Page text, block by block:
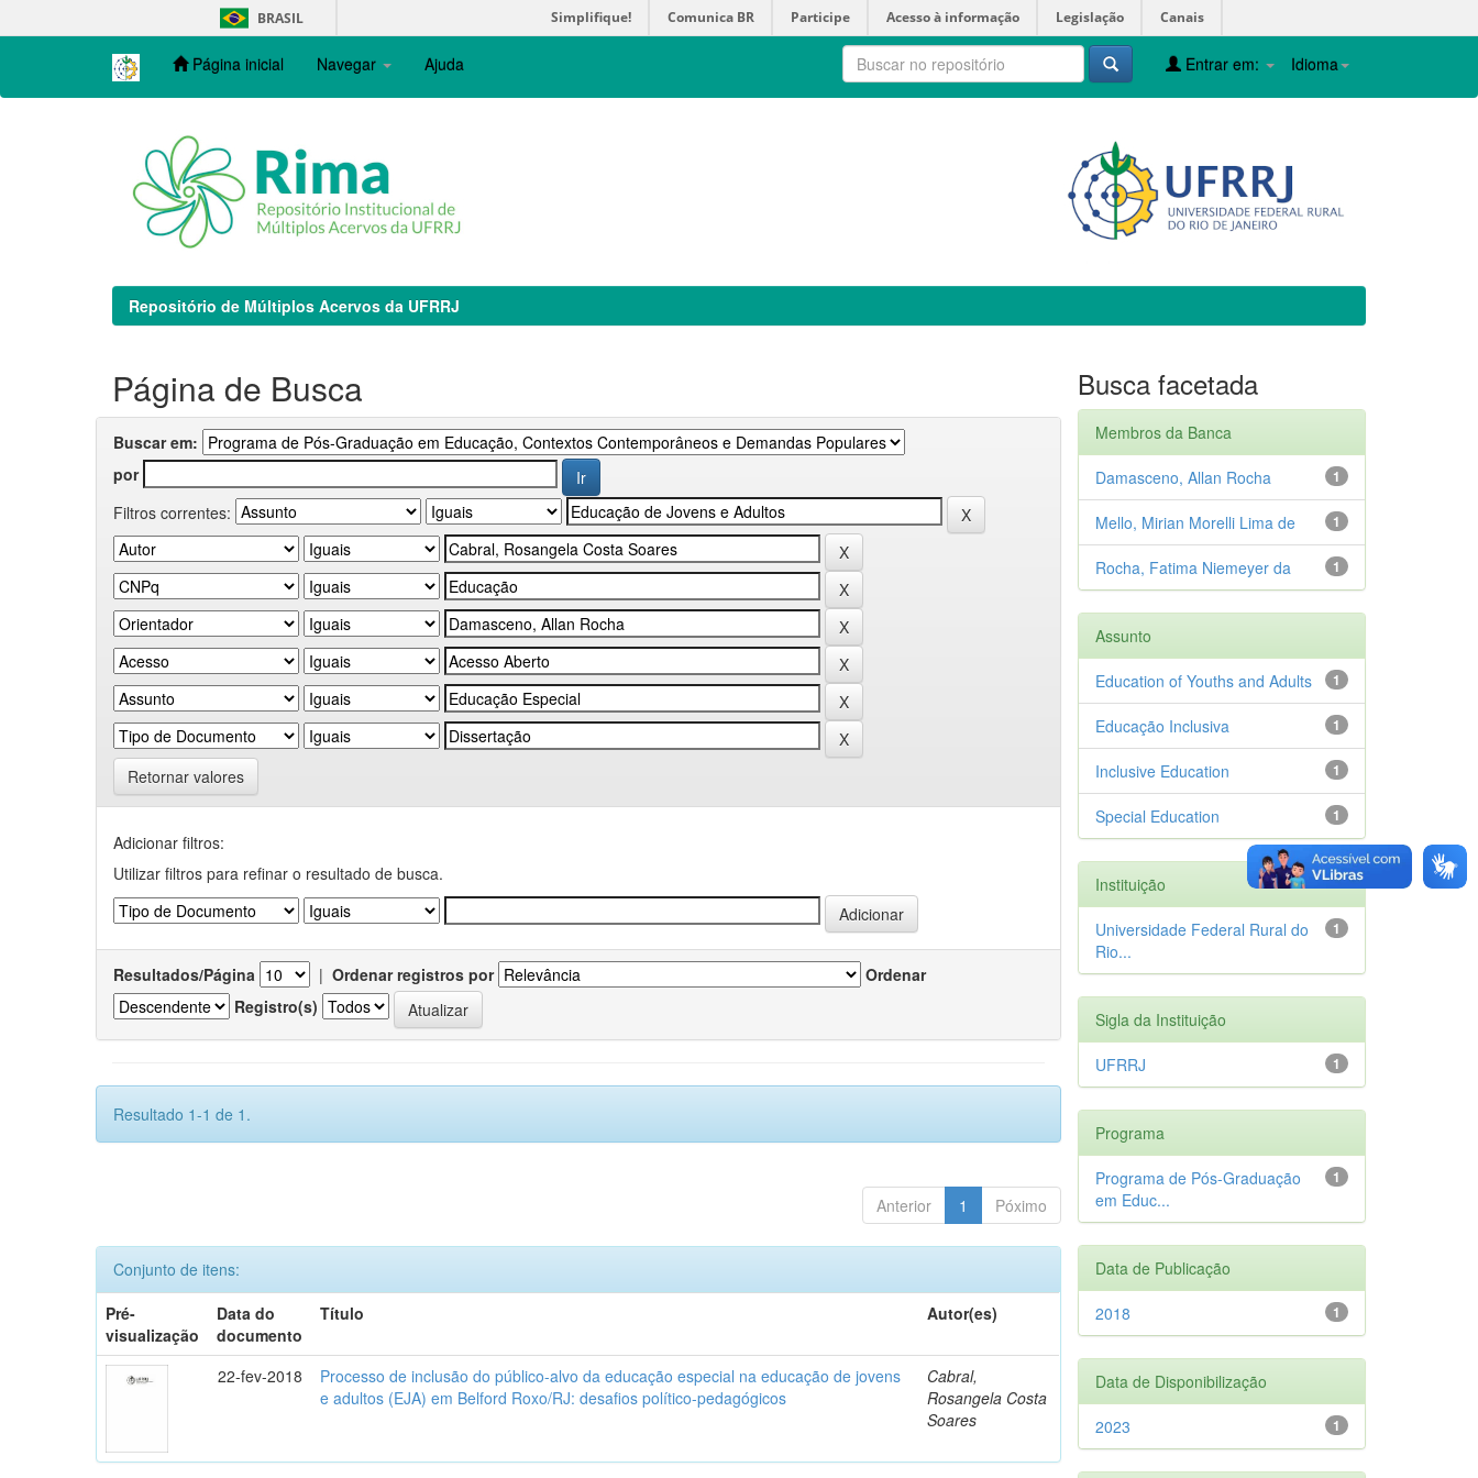
navigation
BRASIL Simplifique! Comunica BR Participe Acesso à informação Legislação Canais
Página inicial Navegar Ajuda Idioma
Entrar em:
Repositório de Múltiplos Acervos da UFRRJ
Página de Busca
Buscar em:
por
Filtros correntes:
Retornar valores
Adicionar filtros:
Utilizar filtros para refinar o resultado de busca.
Resultados/Página | Ordenar registros por
Ordenar
Registro(s)
Resultado 1-1 de 1.
Anterior 1 Póximo
Conjunto de itens:
Pré-
visualização
Data do
documento
Título Autor(es)
22-fev-2018
Processo de inclusão do público-alvo da educação especial na educação de jovens
e adultos (EJA) em Belford Roxo/RJ: desafios político-pedagógicos
Cabral,
Rosangela Costa
Soares
Busca facetada
Membros da Banca
1
Damasceno, Allan Rocha
1
Mello, Mirian Morelli Lima de
1
Rocha, Fatima Niemeyer da
Assunto
1
Education of Youths and Adults
1
Educação Inclusiva
1
Inclusive Education
1
Special Education
Instituição
1
Universidade Federal Rural do
Rio...
Sigla da Instituição
1
UFRRJ
Programa
1
Programa de Pós-Graduação
em Educ...
Data de Publicação
1
2018
Data de Disponibilização
1
2023